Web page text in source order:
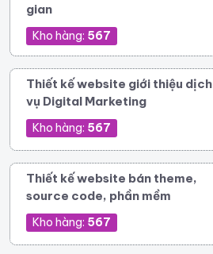
gian
Kho hàng: 567
Thiết kế website giới thiệu dịch
vụ Digital Marketing
Kho hàng: 567
Thiết kế website bán theme,
source code, phần mềm
Kho hàng: 567